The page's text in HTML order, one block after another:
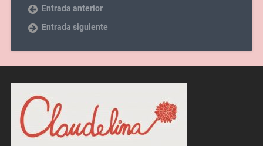
Entrada anterior
Entrada siguiente